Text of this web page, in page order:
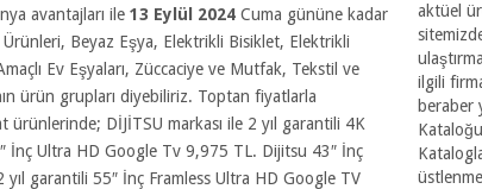
avantajları ile 13 Eylül 2024 Cuma gününe kadar
Beyaz Eşya, Elektrikli Bisiklet, Elektrikli
Ev Eşyaları, Züccaciye ve Mutfak, Tekstil ve
ürün grupları diyebiliriz. Toptan fiyatlarla
ürünlerinde; DİJİTSU markası ile 2 yıl garantili 4K
İnç Ultra HD Google Tv 9,975 TL. Dijitsu 43″ İnç
garantili 55″ İnç Framless Ultra HD Google TV
aktüel
ilgili
beraber